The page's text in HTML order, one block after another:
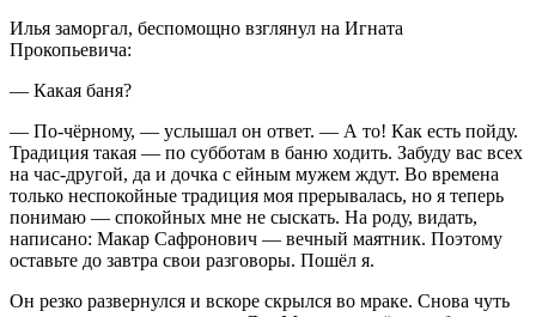
Илья заморгал, беспомощно взглянул на Игната
Прокопьевича:
— Какая баня?
— По-чëрному, — услышал он ответ. — А то! Как есть пойду.
Традиция такая — по субботам в баню ходить. Забуду вас всех
на час-другой, да и дочка с ейным мужем ждут. Во времена
только неспокойные традиция моя прерывалась, но я теперь
понимаю — спокойных мне не сыскать. На роду, видать,
написано: Макар Сафронович — вечный маятник. Поэтому
оставьте до завтра свои разговоры. Пошёл я.
Он резко развернулся и вскоре скрылся во мраке. Снова чуть